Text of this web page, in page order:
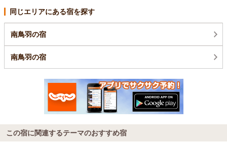
同じエリアにある宿を探す
南鳥羽の宿
南鳥羽の宿
この宿に関連するテーマのおすすめ宿